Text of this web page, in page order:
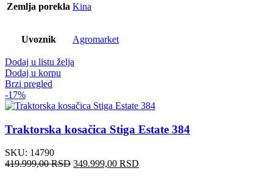
Zemlja porekla Kina
Uvoznik Agromarket
Dodaj u listu želja
Dodaj u korpu
Brzi pregled
-17%
Traktorska kosačica Stiga Estate 384
SKU: 14790
419.999,00RSD Оригинална
349.999,00 RSD